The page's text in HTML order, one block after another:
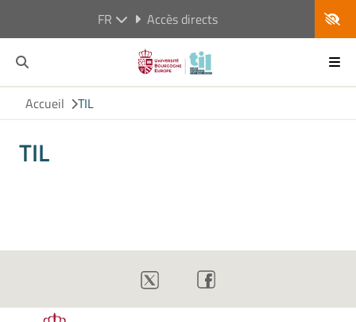
FR Accès directs
Accueil TIL
TIL